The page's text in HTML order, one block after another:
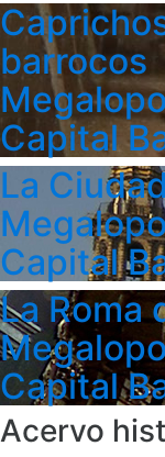
barrocos
Capital
La
Capital
La Roma
Capital
Acervo